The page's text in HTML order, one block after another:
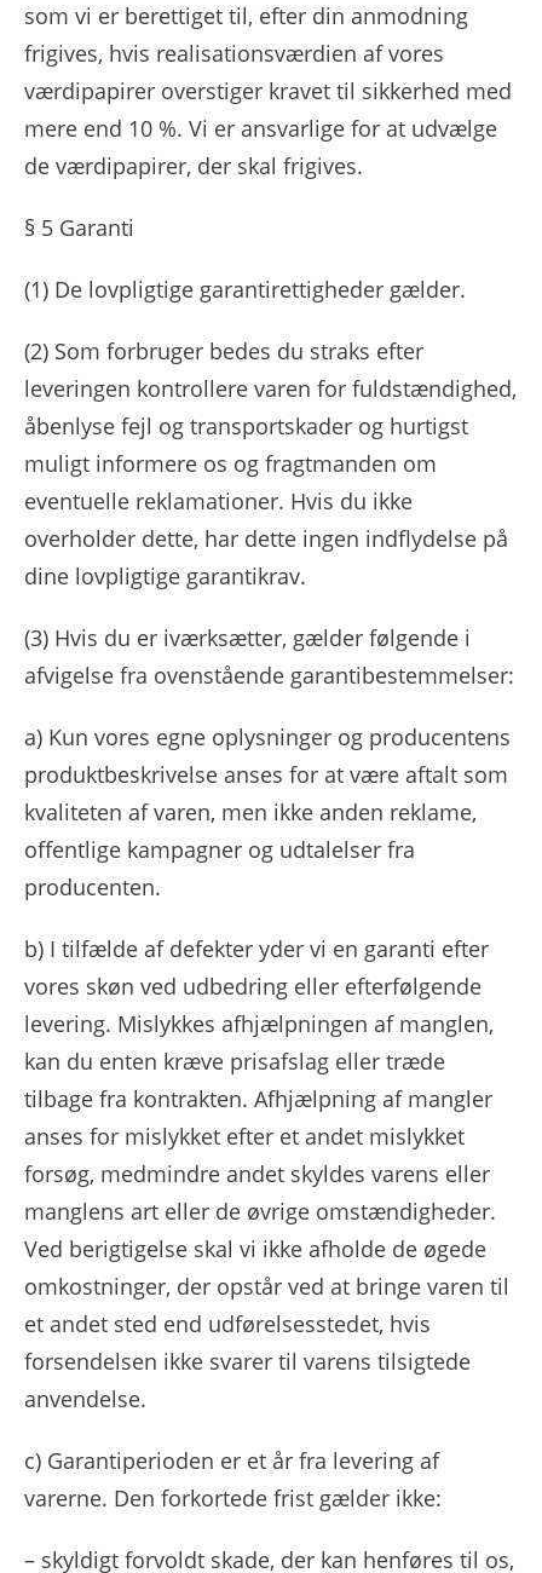
som vi er berettiget til, efter din anmodning
frigives, hvis realisationsværdien af ​​vores
værdipapirer overstiger kravet til sikkerhed med
mere end 10 %. Vi er ansvarlige for at udvælge
de værdipapirer, der skal frigives.
§ 5 Garanti
(1) De lovpligtige garantirettigheder gælder.
(2) Som forbruger bedes du straks efter
leveringen kontrollere varen for fuldstændighed,
åbenlyse fejl og transportskader og hurtigst
muligt informere os og fragtmanden om
eventuelle reklamationer. Hvis du ikke
overholder dette, har dette ingen indflydelse på
dine lovpligtige garantikrav.
(3) Hvis du er iværksætter, gælder følgende i
afvigelse fra ovenstående garantibestemmelser:
a) Kun vores egne oplysninger og producentens
produktbeskrivelse anses for at være aftalt som
kvaliteten af ​​varen, men ikke anden reklame,
offentlige kampagner og udtalelser fra
producenten.
b) I tilfælde af defekter yder vi en garanti efter
vores skøn ved udbedring eller efterfølgende
levering. Mislykkes afhjælpningen af ​​manglen,
kan du enten kræve prisafslag eller træde
tilbage fra kontrakten. Afhjælpning af mangler
anses for mislykket efter et andet mislykket
forsøg, medmindre andet skyldes varens eller
manglens art eller de øvrige omstændigheder.
Ved berigtigelse skal vi ikke afholde de øgede
omkostninger, der opstår ved at bringe varen til
et andet sted end udførelsesstedet, hvis
forsendelsen ikke svarer til varens tilsigtede
anvendelse.
c) Garantiperioden er et år fra levering af
varerne. Den forkortede frist gælder ikke:
– skyldigt forvoldt skade, der kan henføres til os,